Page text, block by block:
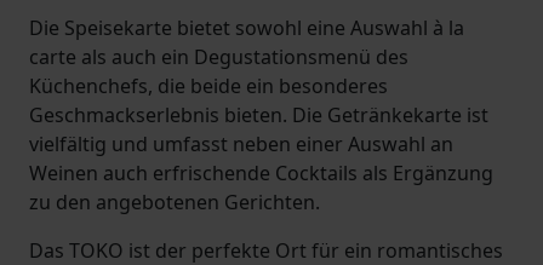
Die Speisekarte bietet sowohl eine Auswahl à la
carte als auch ein Degustationsmenü des
Küchenchefs, die beide ein besonderes
Geschmackserlebnis bieten. Die Getränkekarte ist
vielfältig und umfasst neben einer Auswahl an
Weinen auch erfrischende Cocktails als Ergänzung
zu den angebotenen Gerichten.
Das TOKO ist der perfekte Ort für ein romantisches